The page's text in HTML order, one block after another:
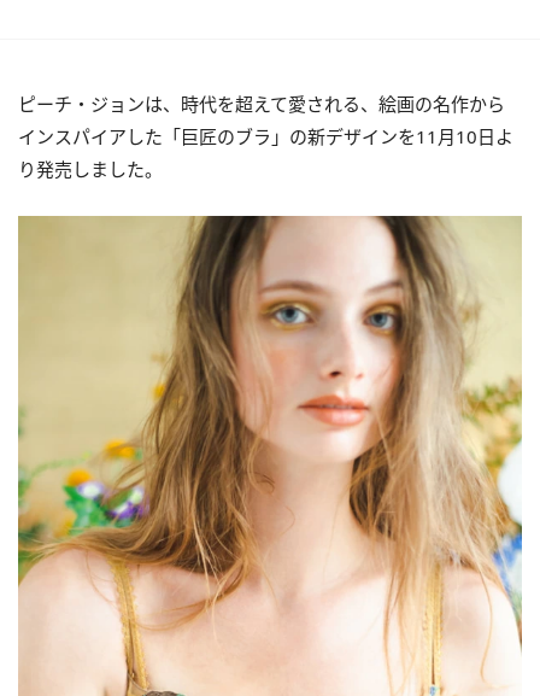
ピーチ・ジョンは、時代を超えて愛される、絵画の名作から
インスパイアした「巨匠のブラ」の新デザインを11月10日よ
り発売しました。